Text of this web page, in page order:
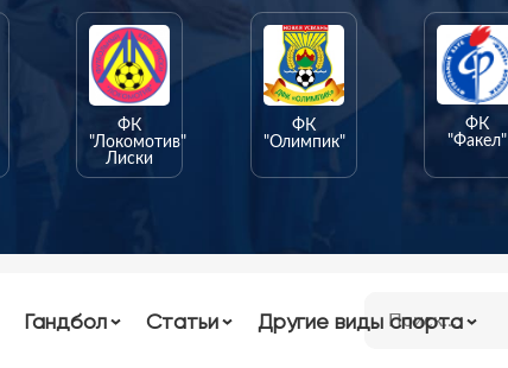
ФК
"Локомотив"
Лиски
ФК
"Олимпик"
ФК
"Факел"
Гандбол Статьи Другие виды спорта